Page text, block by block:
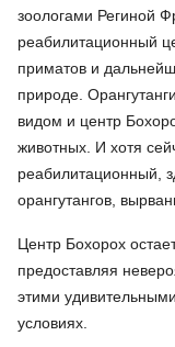
зоологами Региной
реабилитационный
приматов и
природе.
видом и центр
животных. И хотя
реабилитационный,
орангутангов,
Центр Бохорох
предоставляя
этими
условиях.